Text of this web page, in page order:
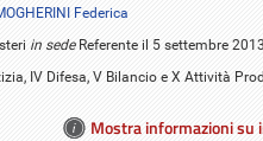
Federica
in sede Referente il 5 settembre 2013
IV Difesa, V Bilancio e X Attività
Mostra informazioni su